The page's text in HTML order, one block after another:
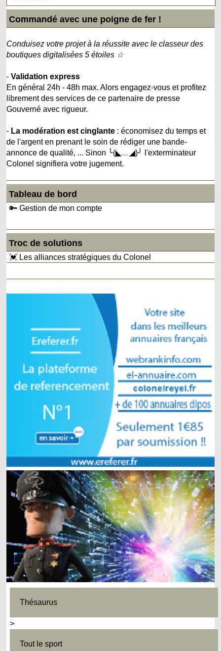
Commandé avec une poigne de fer !
Conduisez votre projet à la réussite avec le classeur des
boutiques digitalisées 5 étoiles ☆
-Validation express
En général 24h - 48h max. Alors engagez-vous et profitez
librement des services de ce partenaire de presse
Gouverné avec rigueur.
- La modération est cinglante : économisez du temps et
de l'argent en prenant le soin de rédiger une bande-
annonce de qualité, ... Sinon ╰(◣﹏◢)╯ l'exterminateur
Colonel signifiera votre jugement.
Tableau de bord
🔑 Gestion de mon compte
Troc de solutions
💓 Les alliances stratégiques du Colonel
Thésaurus
>
Tout le sport